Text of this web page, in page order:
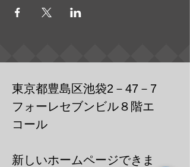
東京都豊島区池袋2－47－7
フォーレセブンビル８階エ
コール
​新しいホームページできま